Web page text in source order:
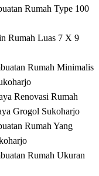
Rumah Type 100
Rumah Luas 7 X 9
Rumah Minimalis
Renovasi Rumah
Grogol Sukoharjo
Rumah Yang
Rumah Ukuran